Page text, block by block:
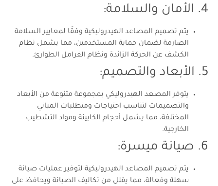
4. الأمان والسلامة:
يتم تصميم المصاعد الهيدروليكية وفقًا لمعايير السلامة
الصارمة لضمان حماية المستخدمين، مما يشمل نظام
الكشف عن الحركة الزائدة ونظام الفرامل الطوارئ.
5. الأبعاد والتصميم:
يتوفر المصعد الهيدروليكي بمجموعة متنوعة من الأبعاد
والتصميمات لتناسب احتياجات ومتطلبات المباني
المختلفة، مما يشمل أحجام الكابينة ومواد التشطيب
الخارجية.
6. صيانة ميسرة:
يتم تصميم المصاعد الهيدروليكية لتوفير عمليات صيانة
سهلة وفعالة، مما يقلل من تكاليف الصيانة ويحافظ على